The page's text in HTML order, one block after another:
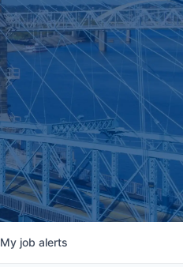
My job alerts